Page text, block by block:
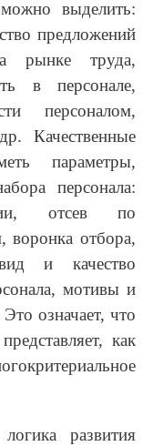
выделить:
предложений
рынке труда,
в персонале,
персоналом,
Качественные
параметры,
персонала:
отсев по
воронка отбора,
и качество
мотивы и
означает, что
как
развития